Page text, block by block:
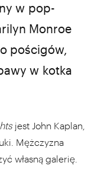
w pop-
Monroe
pościgów,
w kotka
jest John Kaplan,
Mężczyzna
własną galerię.